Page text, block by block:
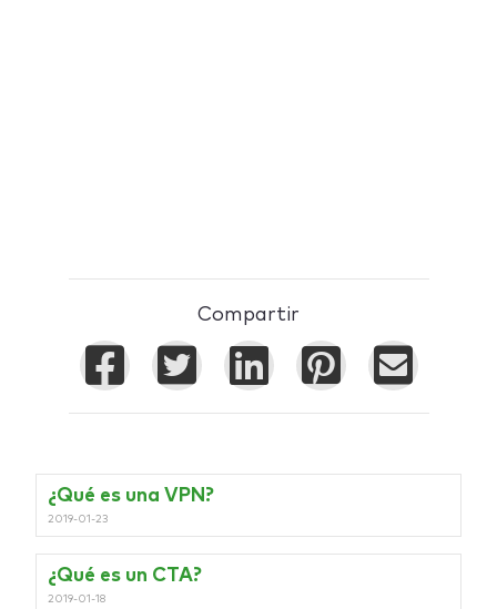
Compartir
¿Qué es una VPN?
2019-01-23
¿Qué es un CTA?
2019-01-18